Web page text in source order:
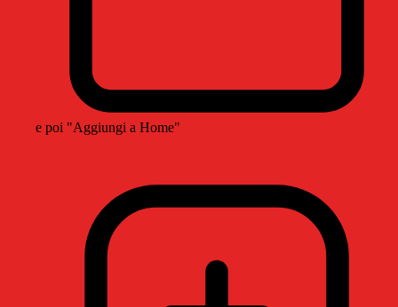
e poi "Aggiungi a Home"